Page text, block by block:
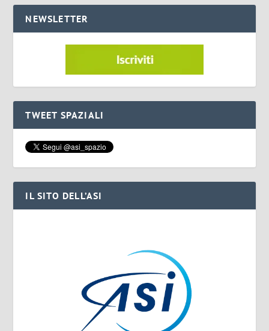
NEWSLETTER
TWEET SPAZIALI
IL SITO DELL’ASI